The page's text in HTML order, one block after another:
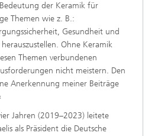
der Keramik für
Themen wie z. B.:
Gesundheit und
Ohne Keramik
Themen verbundenen
nicht meistern. Den
Anerkennung meiner Beiträge
Jahren (2019–2023) leitete
als Präsident die Deutsche